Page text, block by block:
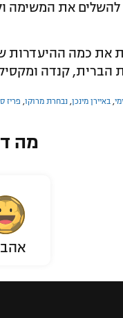
להשלים את המשימה
את כמה
הברית, קנדה
באיירן מינכן נבחרת מרוקו פריז
מה